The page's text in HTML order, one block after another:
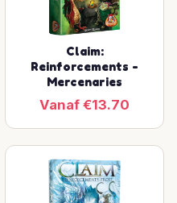
Claim:
Reinforcements -
Mercenaries
Vanaf €13.70